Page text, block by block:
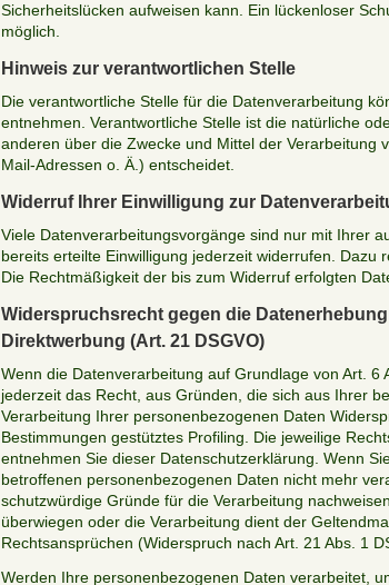
Sicherheitslücken aufweisen kann. Ein lückenloser
möglich.
Hinweis zur verantwortlichen Stelle
Die verantwortliche Stelle für die Datenverarbeitung
entnehmen. Verantwortliche Stelle ist die natürliche
anderen über die Zwecke und Mittel der Verarbeitung
Mail-Adressen o. Ä.) entscheidet.
Widerruf Ihrer Einwilligung zur
Viele Datenverarbeitungsvorgänge sind nur mit Ihrer
bereits erteilte Einwilligung jederzeit widerrufen. Dazu
Die Rechtmäßigkeit der bis zum Widerruf erfolgten
Widerspruchsrecht gegen die
Direktwerbung (Art. 21 DSGVO)
Wenn die Datenverarbeitung auf Grundlage von Art. 6
jederzeit das Recht, aus Gründen, die sich aus Ihrer
Verarbeitung Ihrer personenbezogenen Daten
Bestimmungen gestütztes Profiling. Die jeweilige
entnehmen Sie dieser Datenschutzerklärung. Wenn
betroffenen personenbezogenen Daten nicht mehr
schutzwürdige Gründe für die Verarbeitung
überwiegen oder die Verarbeitung dient der
Rechtsansprüchen (Widerspruch nach Art. 21 Abs. 1
Werden Ihre personenbezogenen Daten verarbeitet,